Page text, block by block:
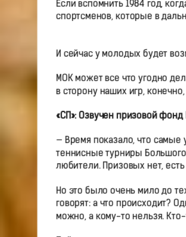
Если вспомнить 1984 год,
спортсменов, которые в
И сейчас у молодых будет
МОК может все что угодно
в сторону наших игр,
«СП»: Озвучен призовой
— Время показало, что самые
теннисные турниры
любители. Призовых нет, есть
Но это было очень мило до
говорят: а что происходит?
можно, а кому-то нельзя.